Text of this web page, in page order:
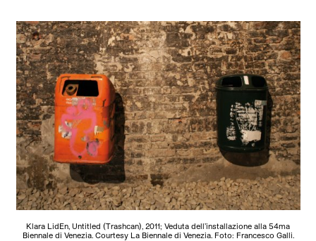
Klara LidEn, Untitled (Trashcan), 2011; Veduta dell’installazione alla 54ma
Biennale di Venezia. Courtesy La Biennale di Venezia. Foto: Francesco Galli.